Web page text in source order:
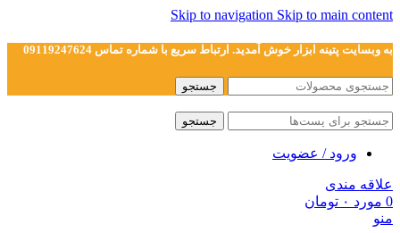
Skip to navigation Skip to main content
به وبسایت پتینه ابزار خوش آمدید. ارتباط سریع با شماره تماس 09119247624
جستجو
جستجو
ورود / عضویت
علاقه مندی
0 مورد ۰ تومان
منو